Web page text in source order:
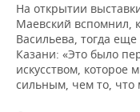
На открытии
Маевский вспомнил,
Васильева, тогда
Казани: «Это было
искусством, которое
сильным, чем то,